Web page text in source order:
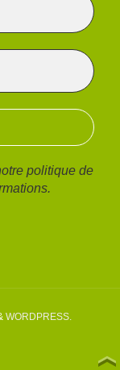
politique de
WORDPRESS.